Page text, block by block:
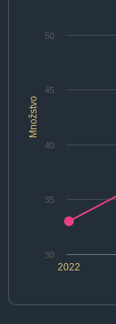
Množstvo
2022
30
35
40
45
50